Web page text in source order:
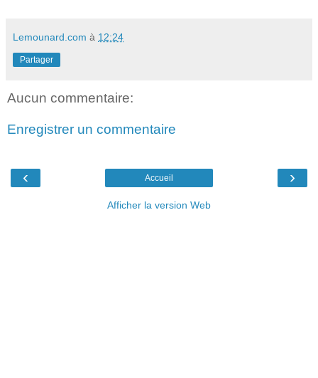
Lemounard.com à 12:24
Partager
Aucun commentaire:
Enregistrer un commentaire
‹ ›
Accueil
Afficher la version Web